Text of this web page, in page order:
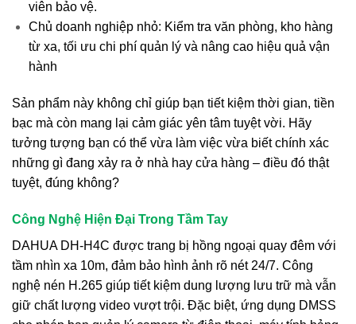
viên bảo vệ.
Chủ doanh nghiệp nhỏ: Kiểm tra văn phòng, kho hàng
từ xa, tối ưu chi phí quản lý và nâng cao hiệu quả vận
hành
Sản phẩm này không chỉ giúp bạn tiết kiệm thời gian, tiền
bạc mà còn mang lại cảm giác yên tâm tuyệt vời. Hãy
tưởng tượng bạn có thể vừa làm việc vừa biết chính xác
những gì đang xảy ra ở nhà hay cửa hàng – điều đó thật
tuyệt, đúng không?
Công Nghệ Hiện Đại Trong Tầm Tay
DAHUA DH-H4C được trang bị hồng ngoại quay đêm với
tầm nhìn xa 10m, đảm bảo hình ảnh rõ nét 24/7. Công
nghệ nén H.265 giúp tiết kiệm dung lượng lưu trữ mà vẫn
giữ chất lượng video vượt trội. Đặc biệt, ứng dụng DMSS